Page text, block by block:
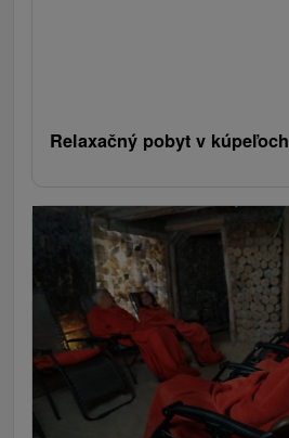
Relaxačný pobyt v kúpeľoch